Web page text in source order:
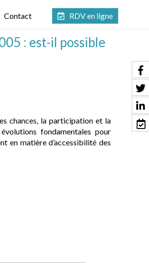
Contact RDV en ligne
: est-il possible
chances, la participation et la
fondamentales pour
en matière d’accessibilité des